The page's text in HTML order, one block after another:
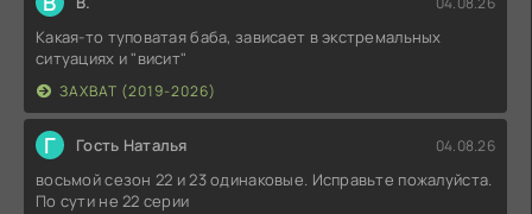
Какая-то туповатая баба, зависает в экстремальных
ситуациях и "висит"
ЗАХВАТ (2019-2026)
Г Гость Наталья 04.08.26
восьмой сезон 22 и 23 одинаковые. Исправьте пожалуйста.
По сути не 22 серии